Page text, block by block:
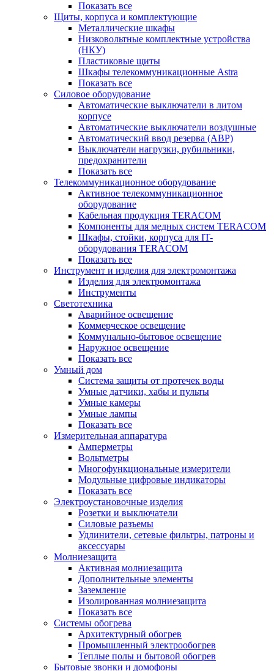
Показать все
Щиты, корпуса и комплектующие
Металлические шкафы
Низковольтные комплектные устройства
(НКУ)
Пластиковые щиты
Шкафы телекоммуникационные Astra
Показать все
Силовое оборудование
Автоматические выключатели в литом
корпусе
Автоматические выключатели воздушные
Автоматический ввод резерва (АВР)
Выключатели нагрузки, рубильники,
предохранители
Показать все
Телекоммуникационное оборудование
Активное телекоммуникационное
оборудование
Кабельная продукция TERACOM
Компоненты для медных систем TERACOM
Шкафы, стойки, корпуса для IT-
оборудования TERACOM
Показать все
Инструмент и изделия для электромонтажа
Изделия для электромонтажа
Инструменты
Светотехника
Аварийное освещение
Коммерческое освещение
Коммунально-бытовое освещение
Наружное освещение
Показать все
Умный дом
Система защиты от протечек воды
Умные датчики, хабы и пульты
Умные камеры
Умные лампы
Показать все
Измерительная аппаратура
Амперметры
Вольтметры
Многофункциональные измерители
Модульные цифровые индикаторы
Показать все
Электроустановочные изделия
Розетки и выключатели
Силовые разъемы
Удлинители, сетевые фильтры, патроны и
аксессуары
Молниезащита
Активная молниезащита
Дополнительные элементы
Заземление
Изолированная молниезащита
Показать все
Системы обогрева
Архитектурный обогрев
Промышленный электрообогрев
Теплые полы и бытовой обогрев
Бытовые звонки и домофоны